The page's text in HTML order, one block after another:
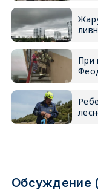
При
Обсуждение